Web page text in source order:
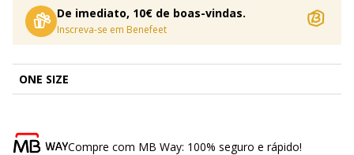
De imediato, 10€ de boas-vindas.
Inscreva-se em Benefeet
ONE SIZE
Compre com MB Way: 100% seguro e rápido!